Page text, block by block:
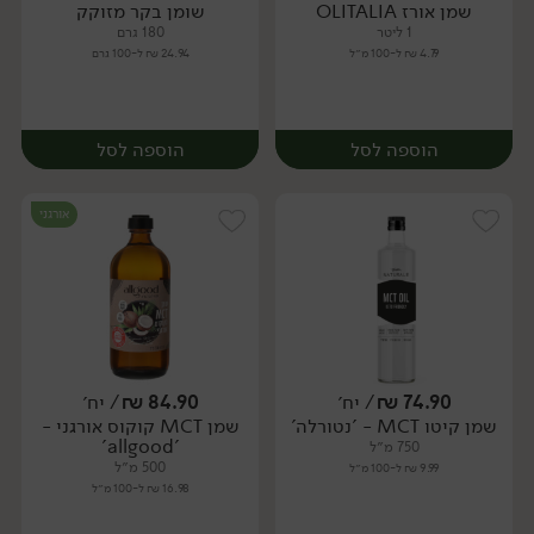
יח׳ יח׳
שמן אורז OLITALIA
1 ליטר
4.79 ₪ ל-100 מ״ל
הוספה לסל
יח׳
שומן בקר מזוקק
180 גרם
24.94 ₪ ל-100 גרם
הוספה לסל
יח׳
74.90
₪/ יח׳
שמן קיטו MCT - 'נטורלה'
750 מ״ל
9.99 ₪ ל-100 מ״ל
אורגני
84.90
₪/ יח׳
שמן MCT קוקוס אורגני -
'allgood'
500 מ״ל
16.98 ₪ ל-100 מ״ל